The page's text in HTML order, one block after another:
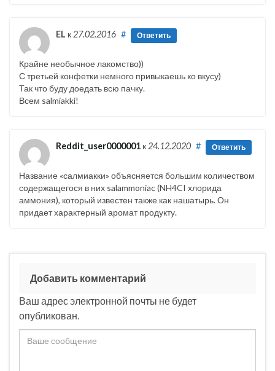
EL к27.02.2016 # Ответить
Крайне необычное лакомство))
С третьей конфетки немного привыкаешь ко вкусу)
Так что буду доедать всю пачку.
Всем salmiakki!
Reddit_user0000001 к24.12.2020 # Ответить
Название «салмиакки» объясняется большим количеством
содержащегося в них salammoniac (NH4CI хлорида
аммония), который известен также как нашатырь. Он
придает характерный аромат продукту.
Добавить комментарий
Ваш адрес электронной почты не будет
опубликован.